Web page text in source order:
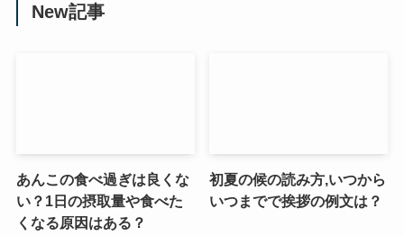
New記事
あんこの食べ過ぎは良くな
い？1日の摂取量や食べた
くなる原因はある？
初夏の候の読み方,いつから
いつまでで挨拶の例文は？